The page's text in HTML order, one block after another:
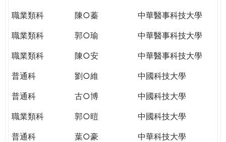
職業類科
陳○蓁
中華醫事科技大學
職業類科
郭○瑜
中華醫事科技大學
職業類科
陳○安
中華醫事科技大學
普通科
劉○維
中國科技大學
普通科
古○博
中國科技大學
職業類科
郭○暟
中國科技大學
普通科
葉○豪
中華科技大學